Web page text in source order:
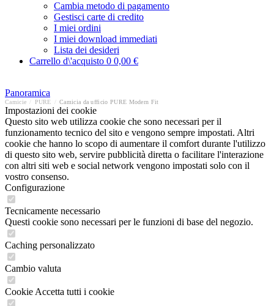
Cambia metodo di pagamento
Gestisci carte di credito
I miei ordini
I miei download immediati
Lista dei desideri
Carrello d\'acquisto 0 0,00 €
Panoramica
Camicie PURE Camicia da ufficio PURE Modern Fit
Impostazioni dei cookie
Questo sito web utilizza cookie che sono necessari per il
funzionamento tecnico del sito e vengono sempre impostati. Altri
cookie che hanno lo scopo di aumentare il comfort durante l'utilizzo
di questo sito web, servire pubblicità diretta o facilitare l'interazione
con altri siti web e social network vengono impostati solo con il
vostro consenso.
Configurazione
Tecnicamente necessario
Questi cookie sono necessari per le funzioni di base del negozio.
Caching personalizzato
Cambio valuta
Cookie Accetta tutti i cookie